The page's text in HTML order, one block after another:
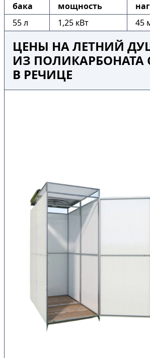
бака мощность
55 л 1,25 кВт 45
ЦЕНЫ НА ЛЕТНИЙ
ИЗ ПОЛИКАРБОНАТА
В РЕЧИЦЕ